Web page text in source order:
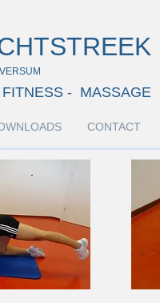
- MASSAGE
CONTACT